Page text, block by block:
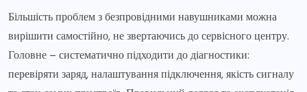
Більшість проблем з безпровідними навушниками можна
вирішити самостійно, не звертаючись до сервісного центру.
Головне – систематично підходити до діагностики:
перевіряти заряд, налаштування підключення, якість сигналу